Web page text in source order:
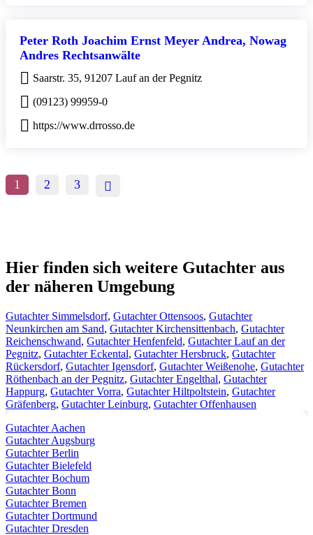
Peter Roth Joachim Ernst Meyer Andrea, Nowag
Andres Rechtsanwälte
Saarstr. 35, 91207 Lauf an der Pegnitz
(09123) 99959-0
https://www.drrosso.de
1 2 3
Hier finden sich weitere Gutachter aus
der näheren Umgebung
Gutachter Simmelsdorf, Gutachter Ottensoos, Gutachter
Neunkirchen am Sand, Gutachter Kirchensittenbach, Gutachter
Reichenschwand, Gutachter Henfenfeld, Gutachter Lauf an der
Pegnitz, Gutachter Eckental, Gutachter Hersbruck, Gutachter
Rückersdorf, Gutachter Igensdorf, Gutachter Weißenohe, Gutachter
Röthenbach an der Pegnitz, Gutachter Engelthal, Gutachter
Happurg, Gutachter Vorra, Gutachter Hiltpoltstein, Gutachter
Gräfenberg, Gutachter Leinburg, Gutachter Offenhausen
Gutachter Aachen
Gutachter Augsburg
Gutachter Berlin
Gutachter Bielefeld
Gutachter Bochum
Gutachter Bonn
Gutachter Bremen
Gutachter Dortmund
Gutachter Dresden